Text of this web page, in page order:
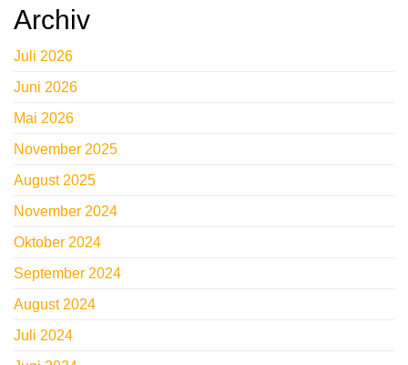
Archiv
Juli 2026
Juni 2026
Mai 2026
November 2025
August 2025
November 2024
Oktober 2024
September 2024
August 2024
Juli 2024